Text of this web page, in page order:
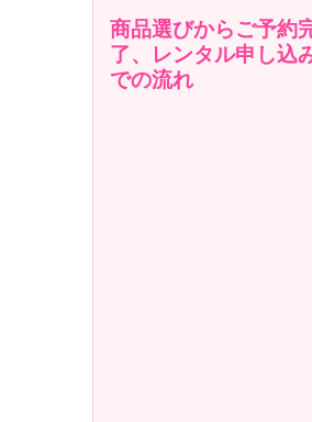
商品選びからご予約
了、レンタル申し込
での流れ